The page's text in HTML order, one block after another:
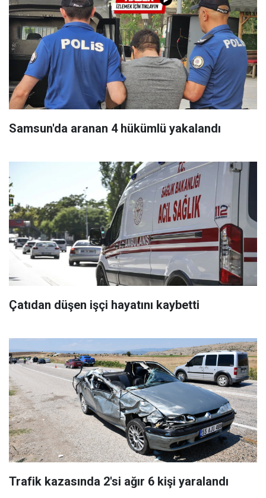
Samsun'da aranan 4 hükümlü yakalandı
Çatıdan düşen işçi hayatını kaybetti
Trafik kazasında 2'si ağır 6 kişi yaralandı